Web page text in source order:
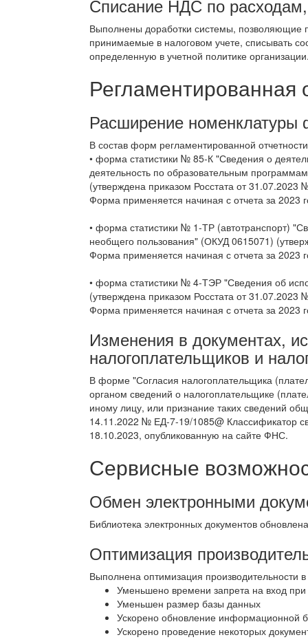
Списание НДС по
Выполнены доработки системы, позволяющие
принимаемые в налоговом учете, списывать
определенную в учетной политике
Регламентированная
Расширение номенклатуры
В состав форм регламентированной
• форма статистики № 85-К "Сведения о
деятельность по образовательным
(утверждена приказом Росстата от 31.07.2023
Форма применяется начиная с отчета за 2023
• форма статистики № 1-ТР (автотранспорт)
необщего пользования" (ОКУД 0615071)
Форма применяется начиная с отчета за 2023
• форма статистики № 4-ТЭР "Сведения об
(утверждена приказом Росстата от 31.07.2023
Форма применяется начиная с отчета за 2023
Изменения в документах,
налогоплательщиков и
В форме "Согласия налогоплательщика
органом сведений о налогоплательщике
иному лицу, или признание таких сведений
14.11.2022 № ЕД-7-19/1085@ Классификатор
18.10.2023, опубликованную на сайте ФНС.
Сервисные
Обмен электронными
Библиотека электронных документов
Оптимизация
Выполнена оптимизация производительности
Уменьшено времени запрета на вход
Уменьшен размер базы данных
Ускорено обновление информационной
Ускорено проведение некоторых